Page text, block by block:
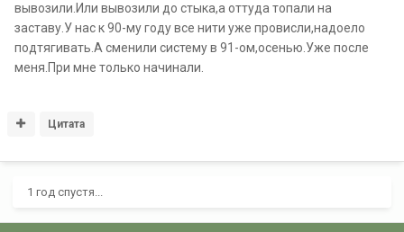
вывозили.Или вывозили до стыка,а оттуда топали на
заставу.У нас к 90-му году все нити уже провисли,надоело
подтягивать.А сменили систему в 91-ом,осенью.Уже после
меня.При мне только начинали.
Цитата
1 год спустя...